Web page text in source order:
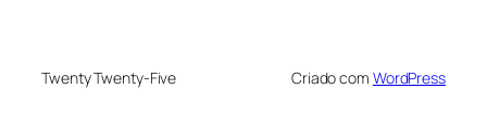
Twenty Twenty-Five Criado com WordPress